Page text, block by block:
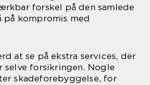
forskel på den samlede
på kompromis med
at se på ekstra services, der
selve forsikringen. Nogle
skadeforebyggelse, for